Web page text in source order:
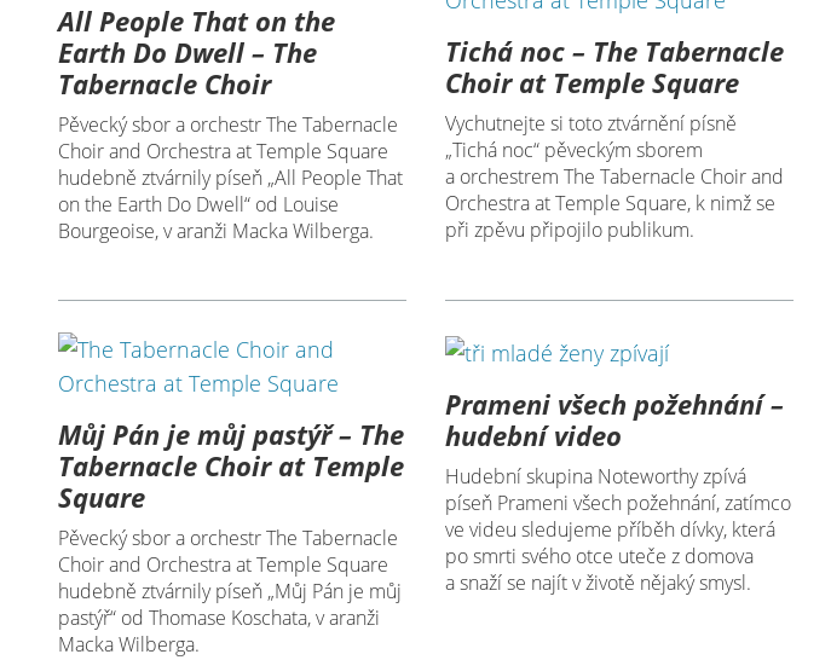
All People That on the
Earth Do Dwell – The
Tabernacle Choir
Pěvecký sbor a orchestr The Tabernacle
Choir and Orchestra at Temple Square
hudebně ztvárnily píseň „All People That
on the Earth Do Dwell“ od Louise
Bourgeoise, v aranži Macka Wilberga.
Tichá noc – The Tabernacle
Choir at Temple Square
Vychutnejte si toto ztvárnění písně
„Tichá noc“ pěveckým sborem
a orchestrem The Tabernacle Choir and
Orchestra at Temple Square, k nimž se
při zpěvu připojilo publikum.
Můj Pán je můj pastýř – The
Tabernacle Choir at Temple
Square
Pěvecký sbor a orchestr The Tabernacle
Choir and Orchestra at Temple Square
hudebně ztvárnily píseň „Můj Pán je můj
pastýř“ od Thomase Koschata, v aranži
Macka Wilberga.
Prameni všech požehnání –
hudební video
Hudební skupina Noteworthy zpívá
píseň Prameni všech požehnání, zatímco
ve videu sledujeme příběh dívky, která
po smrti svého otce uteče z domova
a snaží se najít v životě nějaký smysl.